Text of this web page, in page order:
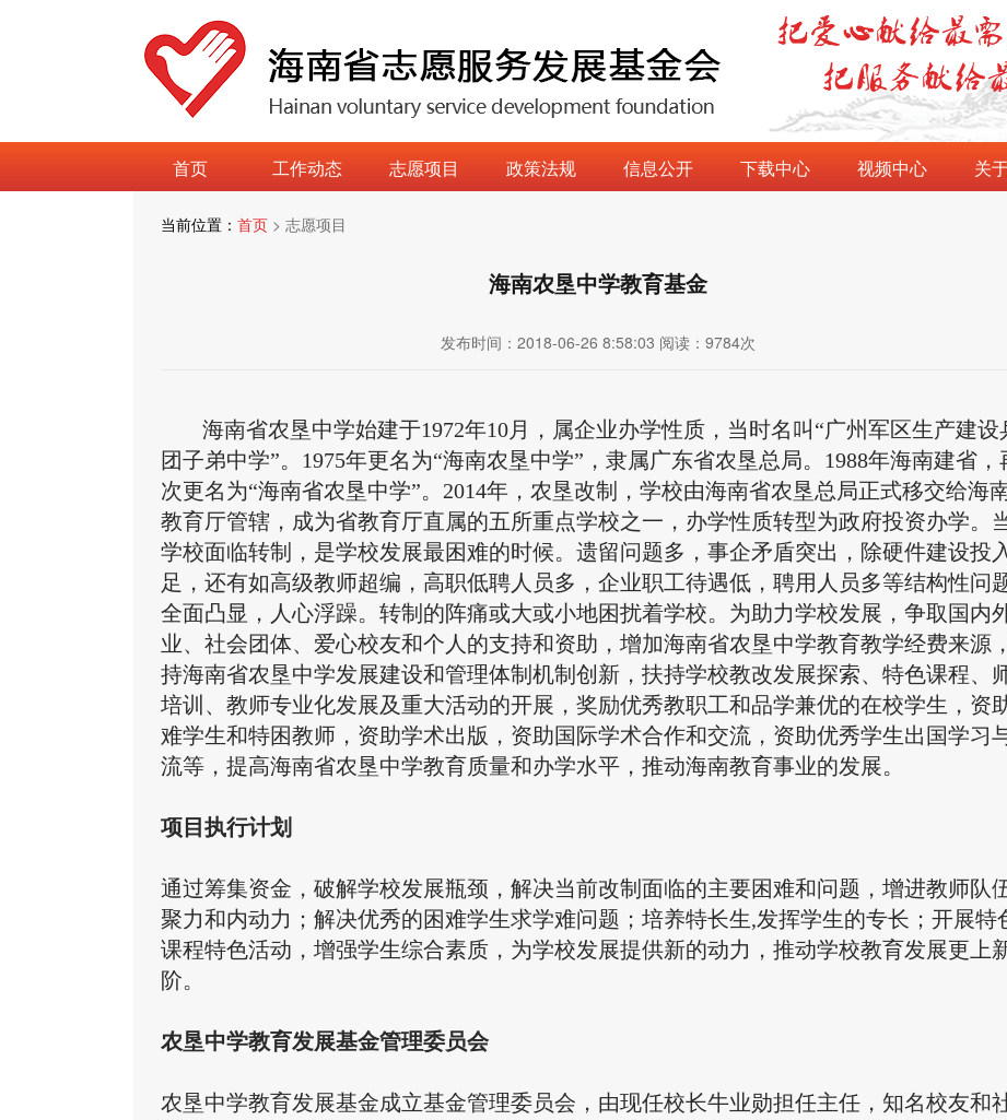
首页 工作动态 志愿项目 政策法规 信息公开 下载中心 视频中心 关
当前位置： 首页 > 志愿项目
海南农垦中学教育基金
发布时间： 2018-06-26 8:58:03 阅读： 9784次
海南省农垦中学始建于1972年10月，属企业办学性质，当时名叫“广州军区生产建设
团子弟中学”。1975年更名为“海南农垦中学”，隶属广东省农垦总局。1988年海南建省，
次更名为“海南省农垦中学”。2014年，农垦改制，学校由海南省农垦总局正式移交给海
教育厅管辖，成为省教育厅直属的五所重点学校之一，办学性质转型为政府投资办学。
学校面临转制，是学校发展最困难的时候。遗留问题多，事企矛盾突出，除硬件建设投
足，还有如高级教师超编，高职低聘人员多，企业职工待遇低，聘用人员多等结构性问
全面凸显，人心浮躁。转制的阵痛或大或小地困扰着学校。为助力学校发展，争取国内
业、社会团体、爱心校友和个人的支持和资助，增加海南省农垦中学教育教学经费来源
持海南省农垦中学发展建设和管理体制机制创新，扶持学校教改发展探索、特色课程、
培训、教师专业化发展及重大活动的开展，奖励优秀教职工和品学兼优的在校学生，资
难学生和特困教师，资助学术出版，资助国际学术合作和交流，资助优秀学生出国学习
流等，提高海南省农垦中学教育质量和办学水平，推动海南教育事业的发展。
项目执行计划
通过筹集资金，破解学校发展瓶颈，解决当前改制面临的主要困难和问题，增进教师队
聚力和内动力；解决优秀的困难学生求学难问题；培养特长生,发挥学生的专长；开展特
课程特色活动，增强学生综合素质，为学校发展提供新的动力，推动学校教育发展更上
阶。
农垦中学教育发展基金管理委员会
农垦中学教育发展基金成立基金管理委员会，由现任校长牛业勋担任主任，知名校友和